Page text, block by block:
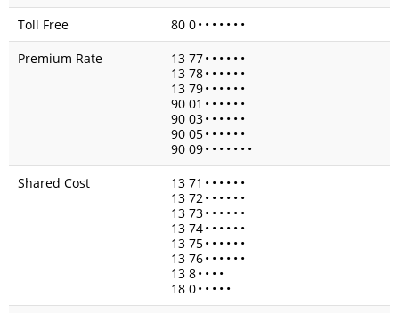
Toll Free
80 0• • • • • • •
Premium Rate
13 77• • • • • •
13 78• • • • • •
13 79• • • • • •
90 01 • • • • • •
90 03• • • • • •
90 05• • • • • •
90 09• • • • • • •
Shared Cost
13 71 • • • • • •
13 72• • • • • •
13 73• • • • • •
13 74• • • • • •
13 75• • • • • •
13 76• • • • • •
13 8• • • •
18 0• • • • •